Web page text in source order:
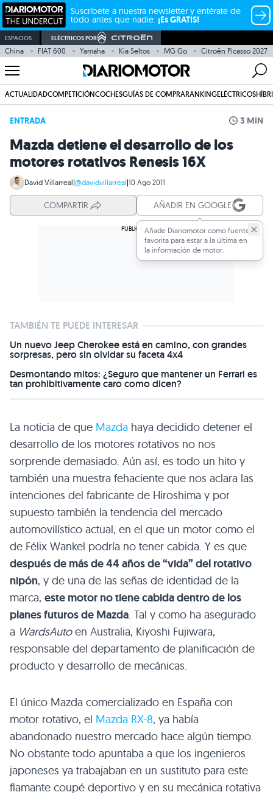
Suscríbete a nuestra newsletter y entérate de
todo antes que nadie. ¡Es GRATIS!
ESPACIOS ELÉCTRICOS POR
China FIAT 600 Yamaha Kia Seltos MG Go Citroën Picasso 2027
ACTUALIDADCOMPETICIÓNCOCHESGUÍAS DE COMPRARANKINGELÉCTRICOS
ENTRADA 3 MIN
Mazda detiene el desarrollo de los
motores rotativos Renesis 16X
David Villarreal|@davidvillarreal|10 Ago 2011
COMPARTIR AÑADIR EN GOOGLE
Añade Diariomotor como fuente
favorita para estar a la última en
la información de motor.
TAMBIÉN TE PUEDE INTERESAR
Un nuevo Jeep Cherokee está en camino, con grandes
sorpresas, pero sin olvidar su faceta 4x4
Desmontando mitos: ¿Seguro que mantener un Ferrari es
tan prohibitivamente caro como dicen?
La noticia de que Mazda haya decidido detener el
desarrollo de los motores rotativos no nos
sorprende demasiado. Aún así, es todo un hito y
también una muestra fehaciente que nos aclara las
intenciones del fabricante de Hiroshima y por
supuesto también la tendencia del mercado
automovilístico actual, en el que un motor como el
de Félix Wankel podría no tener cabida. Y es que
después de más de 44 años de “vida” del rotativo
nipón, y de una de las señas de identidad de la
marca, este motor no tiene cabida dentro de los
planes futuros de Mazda. Tal y como ha asegurado
a WardsAutoen Australia, Kiyoshi Fujiwara,
responsable del departamento de planificación de
producto y desarrollo de mecánicas.
El único Mazda comercializado en España con
motor rotativo, el Mazda RX-8, ya había
abandonado nuestro mercado hace algún tiempo.
No obstante todo apuntaba a que los ingenieros
japoneses ya trabajaban en un sustituto para este
flamante coupé deportivo y en su mecánica rotativa